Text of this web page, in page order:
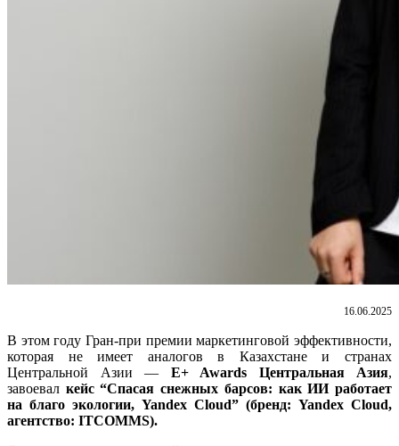
16.06.2025
В этом году Гран-при премии маркетинговой эффективности,
которая не имеет аналогов в Казахстане и странах
Центральной Азии — E+ Awards Центральная Азия,
завоевал кейс “Спасая снежных барсов: как ИИ работает
на благо экологии, Yandex Cloud” (бренд: Yandex Cloud,
агентство: ITCOMMS).